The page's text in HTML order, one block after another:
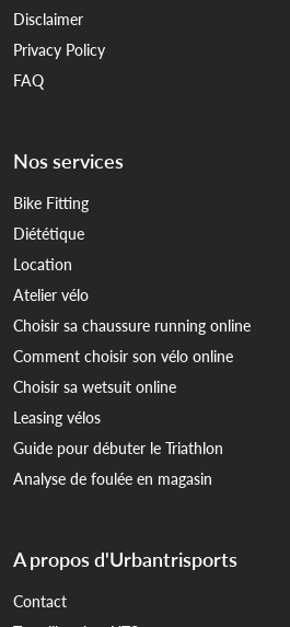
Disclaimer
Privacy Policy
FAQ
Nos services
Bike Fitting
Diététique
Location
Atelier vélo
Choisir sa chaussure running online
Comment choisir son vélo online
Choisir sa wetsuit online
Leasing vélos
Guide pour débuter le Triathlon
Analyse de foulée en magasin
A propos d'Urbantrisports
Contact